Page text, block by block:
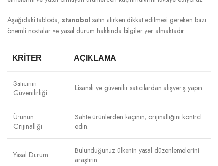
Aşağıdaki tabloda, stanobol satın alırken dikkat edilmesi gereken bazı
önemli noktalar ve yasal durum hakkında bilgiler yer almaktadır:
KRITER AÇIKLAMA
Satıcının
Güvenilirliği
Lisanslı ve güvenilir satıcılardan alışveriş yapın.
Ürünün
Orijinalliği
Sahte ürünlerden kaçının, orijinalliğini kontrol
edin.
Yasal Durum
Bulunduğunuz ülkenin yasal düzenlemelerini
araştırın.